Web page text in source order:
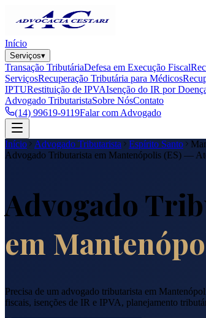
Início
Serviços▾
Transação TributáriaDefesa em Execução Fiscal
ServiçosRecuperação Tributária para Médicos
IPTURestituição de IPVAIsenção do IR por
Advogado TributaristaSobre NósContato
(14) 99619-9119Falar com Advogado
Início Advogado Tributarista Espírito Santo
Advogado Tributarista em Mantenópolis (ES) —
Advogado
em
Precisa de um advogado tributarista em
fiscais, isenções de IR e IPVA, planejamento